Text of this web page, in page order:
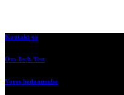
Kontakt os
Om Tech-Test
Vores bedømmelse